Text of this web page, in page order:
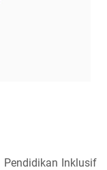
Pendidikan Inklusif